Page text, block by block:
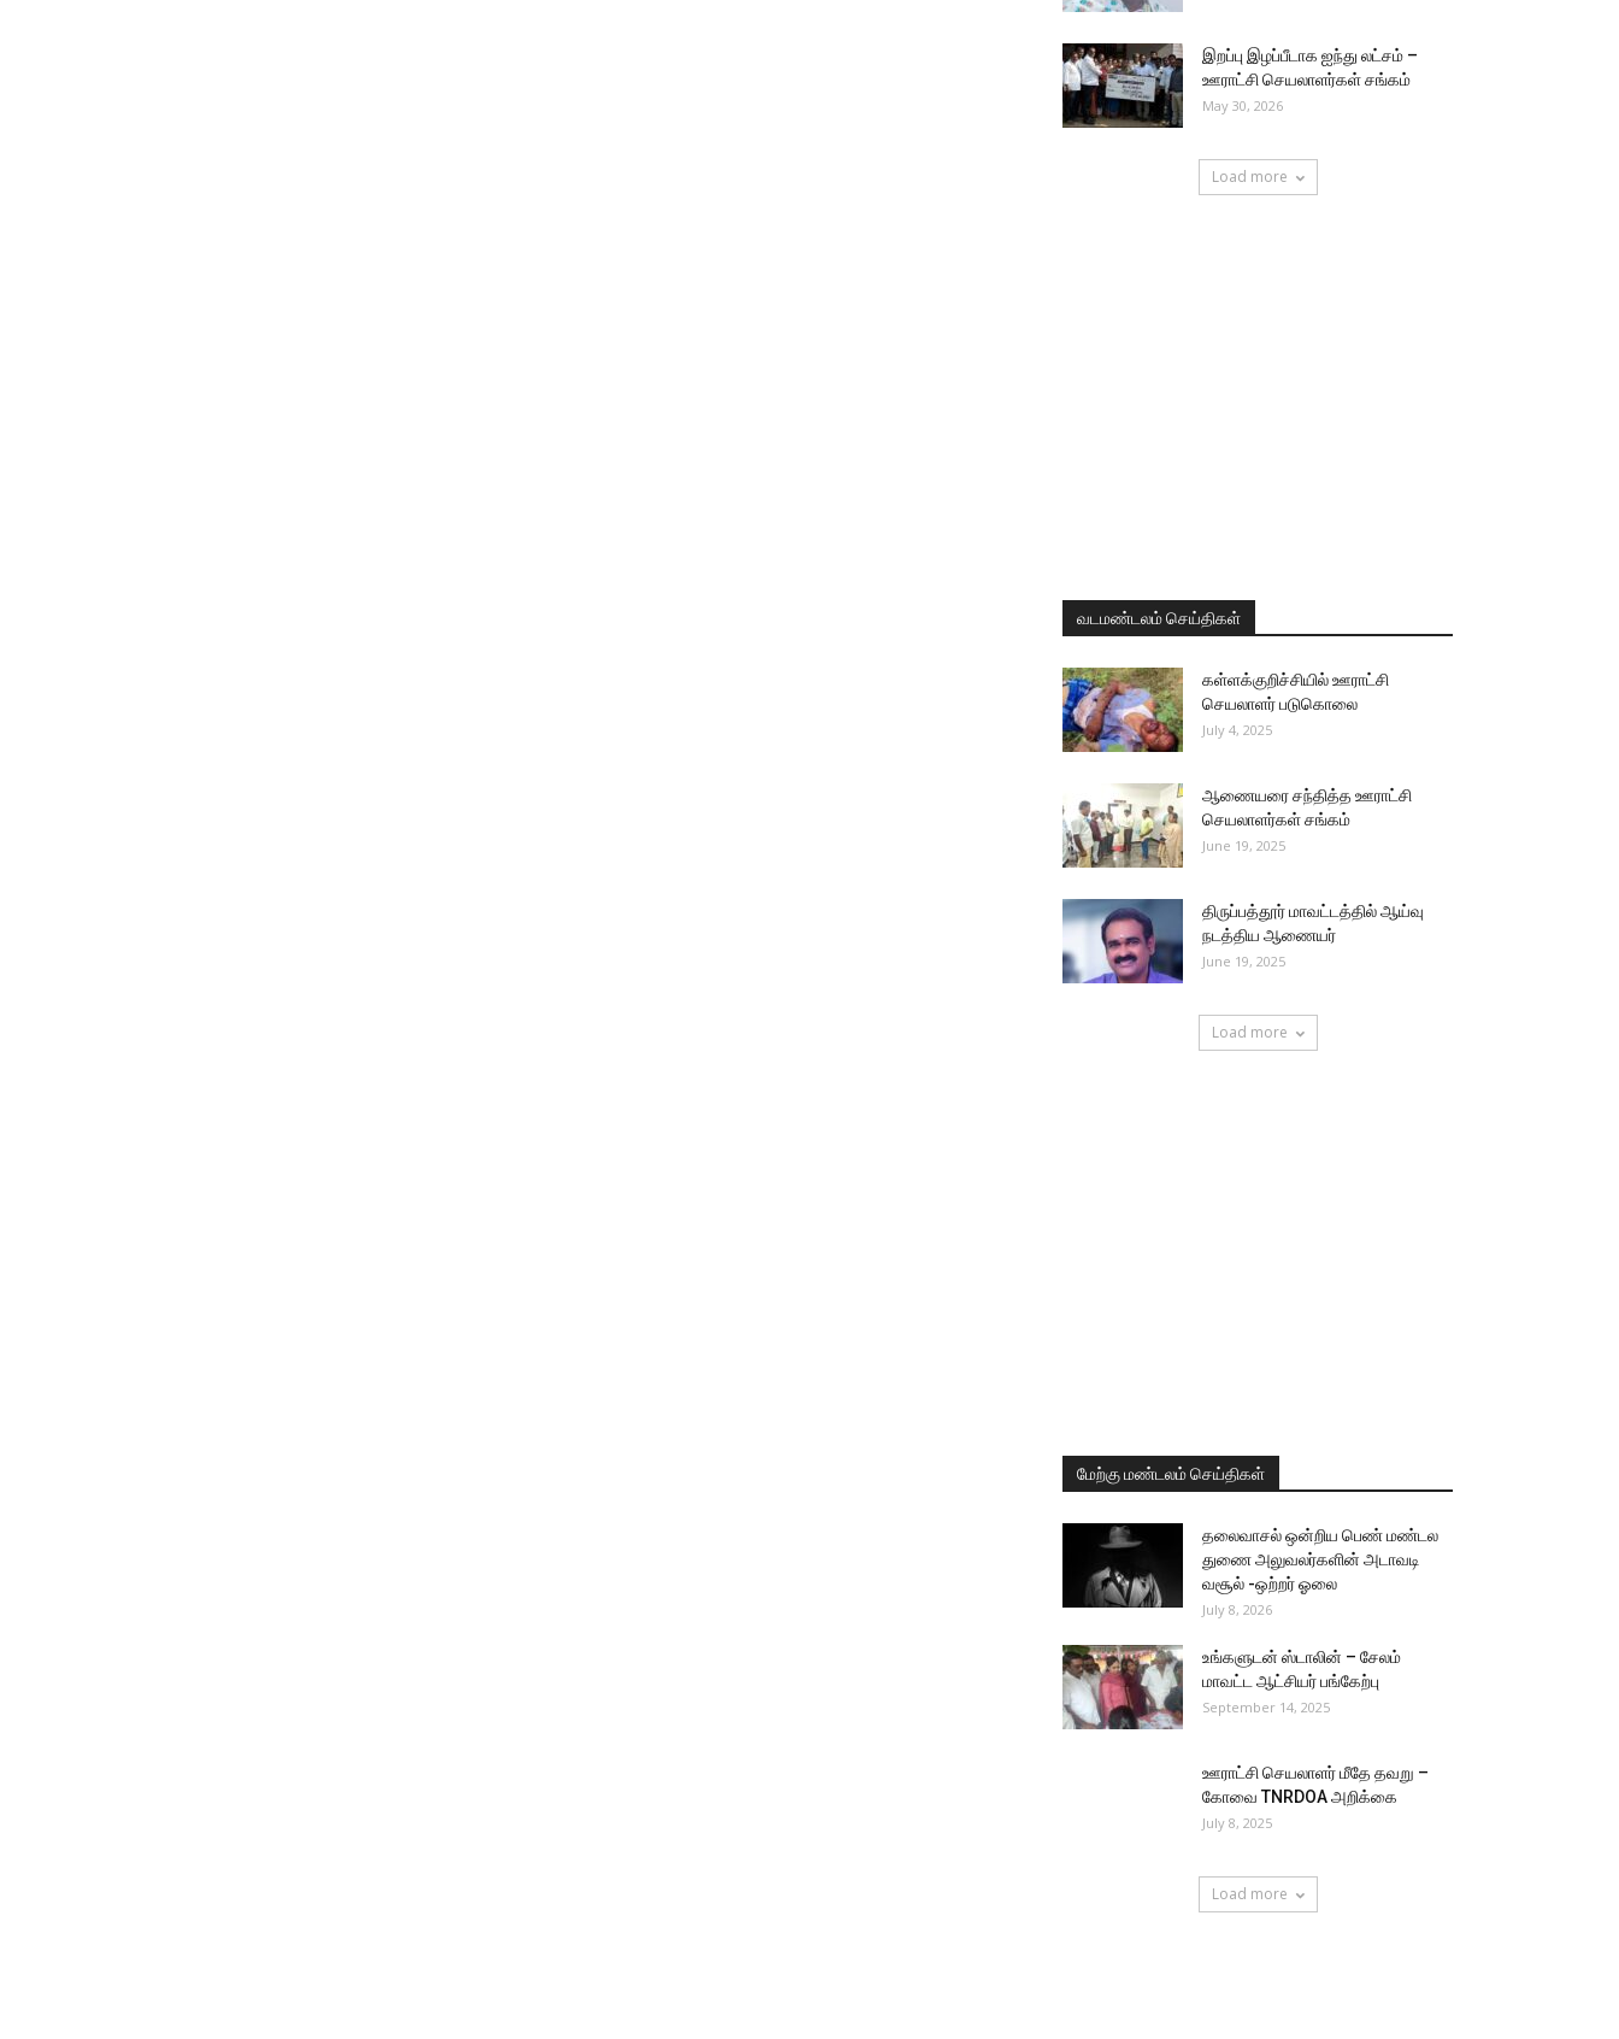
இறப்பு இழப்பீடாக ஐந்து லட்சம் –
ஊராட்சி செயலாளர்கள் சங்கம்
May 30, 2026
Load more
வடமண்டலம் செய்திகள்
கள்ளக்குறிச்சியில் ஊராட்சி
செயலாளர் படுகொலை
July 4, 2025
ஆணையரை சந்தித்த ஊராட்சி
செயலாளர்கள் சங்கம்
June 19, 2025
திருப்பத்தூர் மாவட்டத்தில் ஆய்வு
நடத்திய ஆணையர்
June 19, 2025
Load more
மேற்கு மண்டலம் செய்திகள்
தலைவாசல் ஒன்றிய பெண் மண்டல
துணை அலுவலர்களின் அடாவடி
வசூல் -ஒற்றர் ஓலை
July 8, 2026
உங்களுடன் ஸ்டாலின் – சேலம்
மாவட்ட ஆட்சியர் பங்கேற்பு
September 14, 2025
ஊராட்சி செயலாளர் மீதே தவறு –
கோவை TNRDOA அறிக்கை
July 8, 2025
Load more